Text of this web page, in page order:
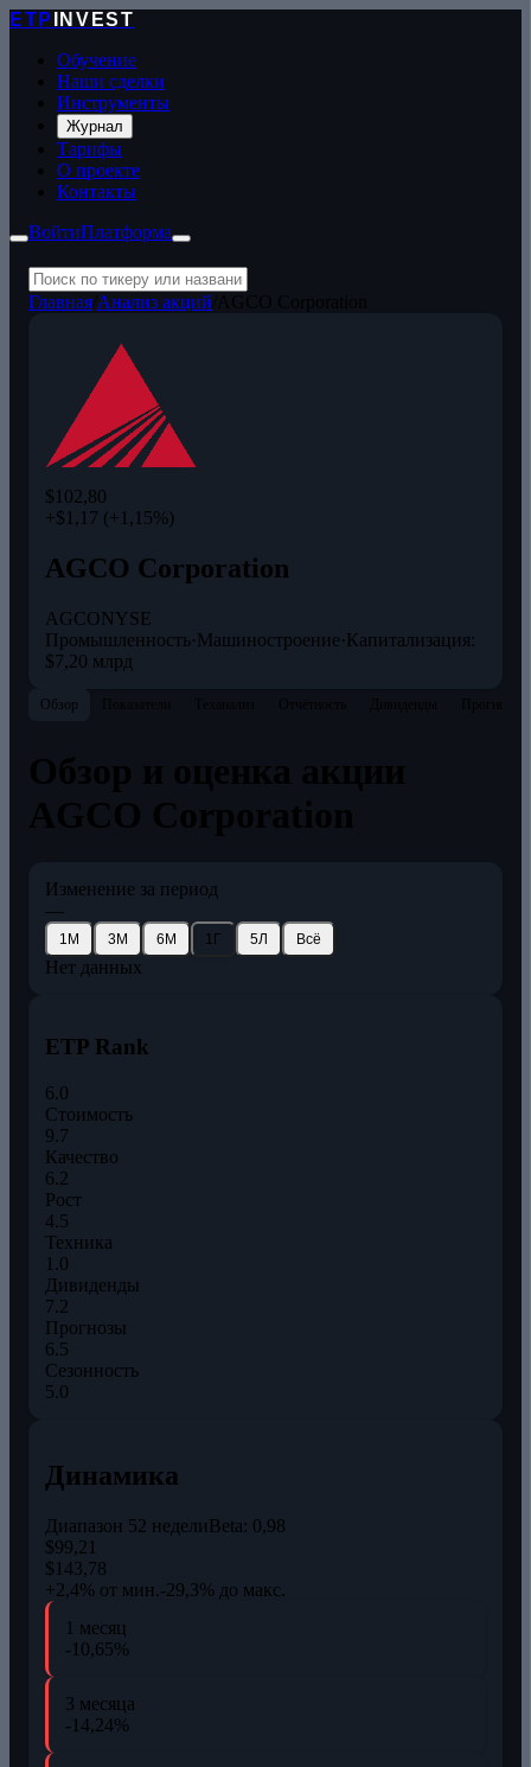
ETP
INVEST
Обучение
Наши сделки
Инструменты
Журнал
Тарифы
О проекте
Контакты
ВойтиПлатформа
Главная Анализ акций
$102,80
+$1,17 (+1,15%)
AGCO Corporation
AGCONYSE
Промышленность·Машиностроение·Капитализация:
$7,20 млрд
Обзор
Изменение за период
—
1М 3М 6М 1Г 5Л Всё
Нет данных
ETP Rank
6.0
Стоимость
9.7
Качество
6.2
Рост
4.5
Техника
1.0
Дивиденды
7.2
Прогнозы
6.5
Сезонность
5.0
Динамика
Диапазон 52 неделиBeta: 0,98
$99,21
$143,78
+2,4% от мин.-29,3% до макс.
1 месяц
-10,65%
3 месяца
-14,24%